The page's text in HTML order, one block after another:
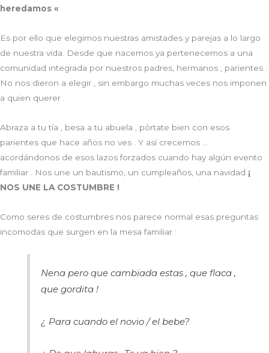
heredamos «
Es por ello que elegimos nuestras amistades y parejas a lo largo
de nuestra vida. Desde que nacemos ya pertenecemos a una
comunidad integrada por nuestros padres, hermanos , parientes .
No nos dieron a elegir , sin embargo muchas veces nos imponen
a quien querer .
Abraza a tu tía , besa a tu abuela , pórtate bien con esos
parientes que hace años no ves . Y así crecemos …
acordándonos de esos lazos forzados cuando hay algún evento
familiar . Nos une un bautismo, un cumpleaños, una navidad ¡
NOS UNE LA COSTUMBRE !
Como seres de costumbres nos parece normal esas preguntas
incomodas que surgen en la mesa familiar :
Nena pero que cambiada estas , que flaca ,
que gordita !
¿ Para cuando el novio / el bebe?